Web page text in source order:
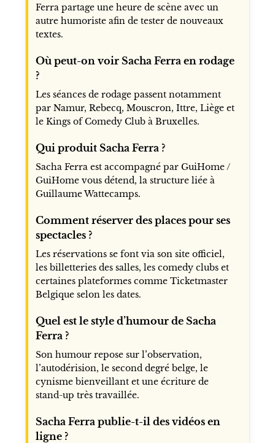
Ferra partage une heure de scène avec un
autre humoriste afin de tester de nouveaux
textes.
Où peut-on voir Sacha Ferra en rodage
?
Les séances de rodage passent notamment
par Namur, Rebecq, Mouscron, Ittre, Liège et
le Kings of Comedy Club à Bruxelles.
Qui produit Sacha Ferra ?
Sacha Ferra est accompagné par GuiHome /
GuiHome vous détend, la structure liée à
Guillaume Wattecamps.
Comment réserver des places pour ses
spectacles ?
Les réservations se font via son site officiel,
les billetteries des salles, les comedy clubs et
certaines plateformes comme Ticketmaster
Belgique selon les dates.
Quel est le style d’humour de Sacha
Ferra ?
Son humour repose sur l’observation,
l’autodérision, le second degré belge, le
cynisme bienveillant et une écriture de
stand-up très travaillée.
Sacha Ferra publie-t-il des vidéos en
ligne ?